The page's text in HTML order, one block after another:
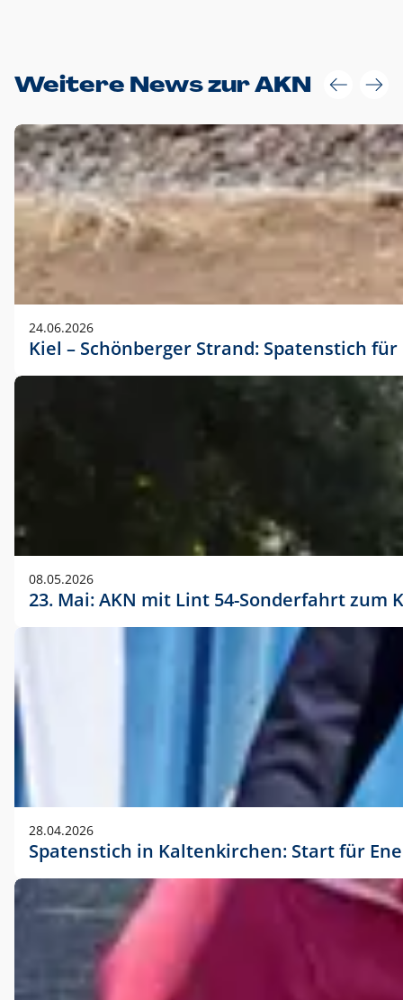
Weitere News zur AKN
24.06.2026
Kiel – Schönberger Strand: Spatenstich
08.05.2026
23. Mai: AKN mit Lint 54-Sonderfahrt
28.04.2026
Spatenstich in Kaltenkirchen: Start für